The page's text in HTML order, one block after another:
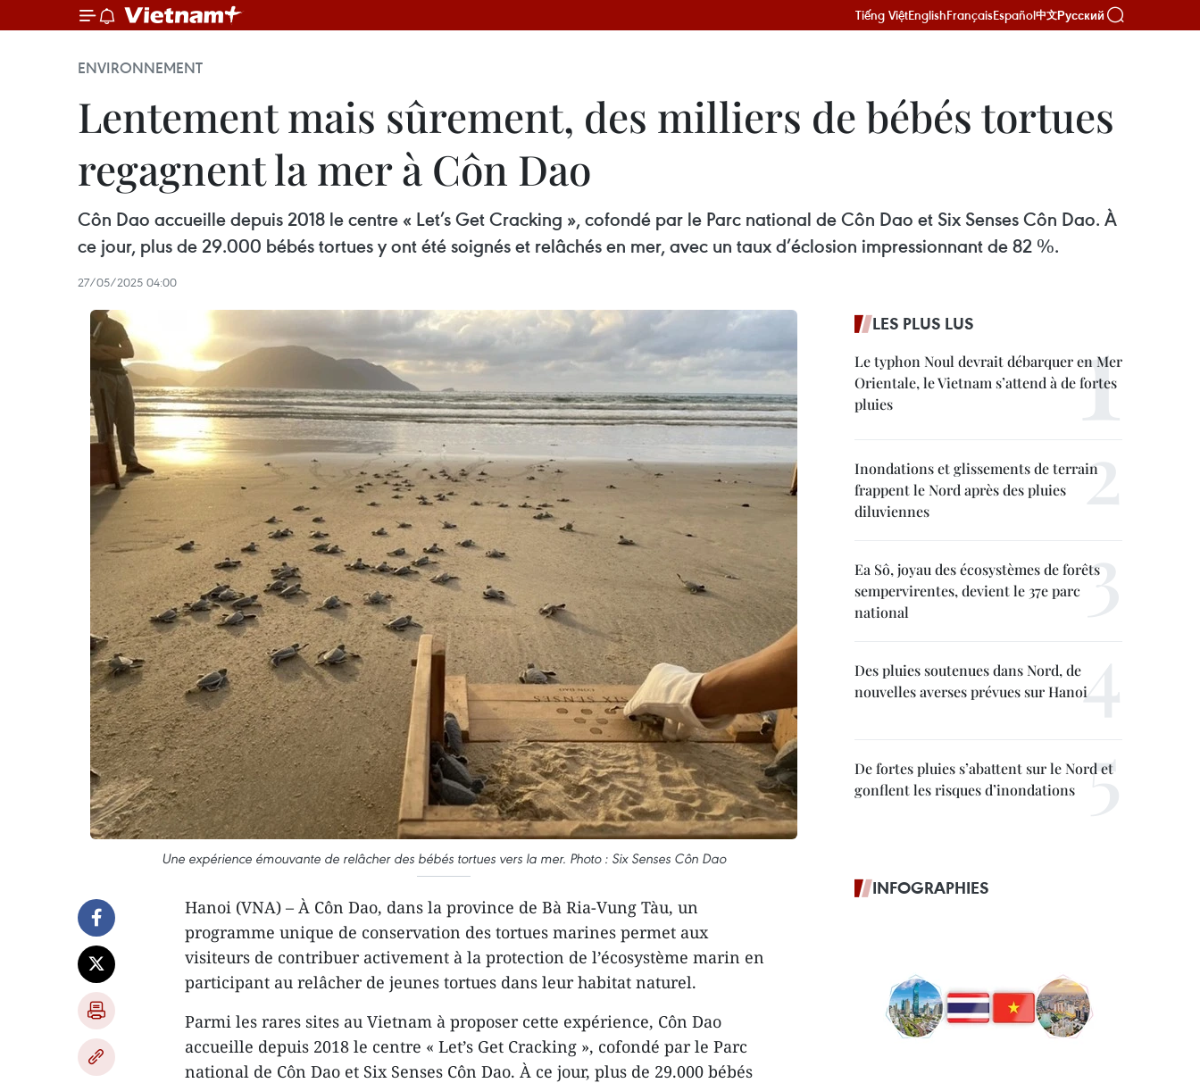
Tiếng ViệtEnglishFrançaisEspañol中文Русский
ENVIRONNEMENT
Lentement mais sûrement, des milliers de bébés tortues
regagnent la mer à Côn Dao
Côn Dao accueille depuis 2018 le centre « Let’s Get Cracking », cofondé par le Parc national de Côn Dao et Six Senses Côn Dao. À
ce jour, plus de 29.000 bébés tortues y ont été soignés et relâchés en mer, avec un taux d’éclosion impressionnant de 82 %.
27/05/2025 04:00
Une expérience émouvante de relâcher des bébés tortues vers la mer. Photo : Six Senses Côn Dao
Hanoi (VNA) – À Côn Dao, dans la province de Bà Ria-Vung Tàu, un
programme unique de conservation des tortues marines permet aux
visiteurs de contribuer activement à la protection de l’écosystème marin en
participant au relâcher de jeunes tortues dans leur habitat naturel.
Parmi les rares sites au Vietnam à proposer cette expérience, Côn Dao
accueille depuis 2018 le centre « Let’s Get Cracking », cofondé par le Parc
national de Côn Dao et Six Senses Côn Dao. À ce jour, plus de 29.000 bébés
LES PLUS LUS
Le typhon Noul devrait débarquer en Mer
Orientale, le Vietnam s’attend à de fortes
pluies
Inondations et glissements de terrain
frappent le Nord après des pluies
diluviennes
Ea Sô, joyau des écosystèmes de forêts
sempervirentes, devient le 37e parc
national
Des pluies soutenues dans Nord, de
nouvelles averses prévues sur Hanoi
De fortes pluies s’abattent sur le Nord et
gonflent les risques d’inondations
INFOGRAPHIES